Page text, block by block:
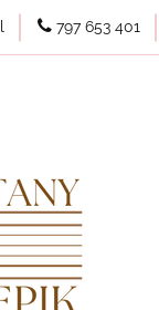
797 653 401
Kategorie